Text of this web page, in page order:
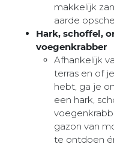
makkelijk
aarde
Hark, schoffel,
voegenkrabber
Afhankelijk
terras en of
hebt, ga je
een hark,
gazon van
te ontdoen